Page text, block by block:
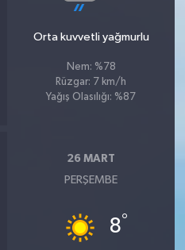
Orta kuvvetli yağmurlu
Nem: %78
Rüzgar: 7 km/h
Yağış Olasılığı: %87
26 MART
PERŞEMBE
8°